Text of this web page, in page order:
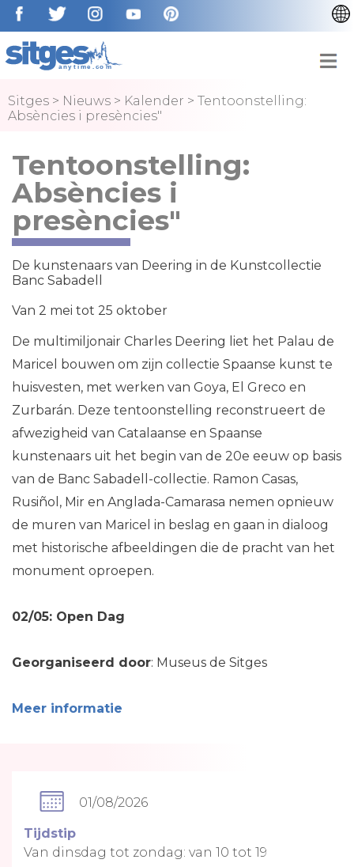
CATALÀ
ESPAÑOL
Sitges > Nieuws > Kalender > Tentoonstelling:
Absències i presències"
Tentoonstelling:
Absències i
presències"
De kunstenaars van Deering in de Kunstcollectie
Banc Sabadell
Van 2 mei tot 25 oktober
De multimiljonair Charles Deering liet het Palau de
Maricel bouwen om zijn collectie Spaanse kunst te
huisvesten, met werken van Goya, El Greco en
Zurbarán. Deze tentoonstelling reconstrueert de
afwezigheid van Catalaanse en Spaanse
kunstenaars uit het begin van de 20e eeuw op basis
van de Banc Sabadell-collectie. Ramon Casas,
Rusiñol, Mir en Anglada-Camarasa nemen opnieuw
de muren van Maricel in beslag en gaan in dialoog
met historische afbeeldingen die de pracht van het
monument oproepen.
02/05: Open Dag
Georganiseerd door: Museus de Sitges
Meer informatie
01/08/2026
Tijdstip
Van dinsdag tot zondag: van 10 tot 19